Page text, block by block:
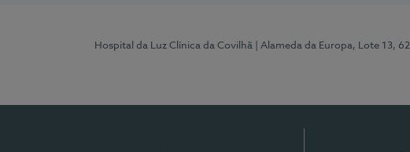
Hospital da Luz Clínica da Covilhã | Alameda da Europa, Lote 13,